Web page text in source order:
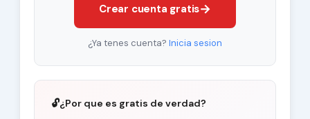
Crear cuenta gratis→
¿Ya tenes cuenta? Inicia sesion
🔓¿Por que es gratis de verdad?